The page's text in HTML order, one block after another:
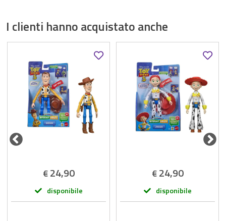
I clienti hanno acquistato anche
€ 24,90
disponibile
€ 24,90
disponibile